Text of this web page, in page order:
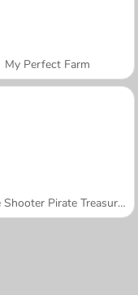
My Perfect Farm
Bubble Shooter Pirate Treasures